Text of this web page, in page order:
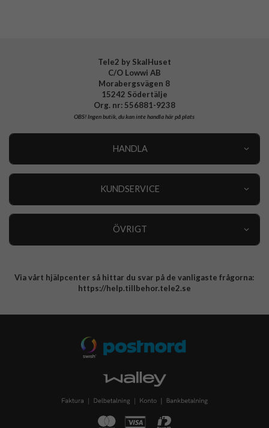
Tele2 by SkalHuset
C/O Lowwi AB
Morabergsvägen 8
15242 Södertälje
Org. nr: 556881-9238
OBS!Ingen butik, du kan inte handla här på plats
HANDLA
KUNDSERVICE
ÖVRIGT
Integritetspolicy
Via vårt hjälpcenter så hittar du svar på de vanligaste frågorna:
https://help.tillbehor.tele2.se